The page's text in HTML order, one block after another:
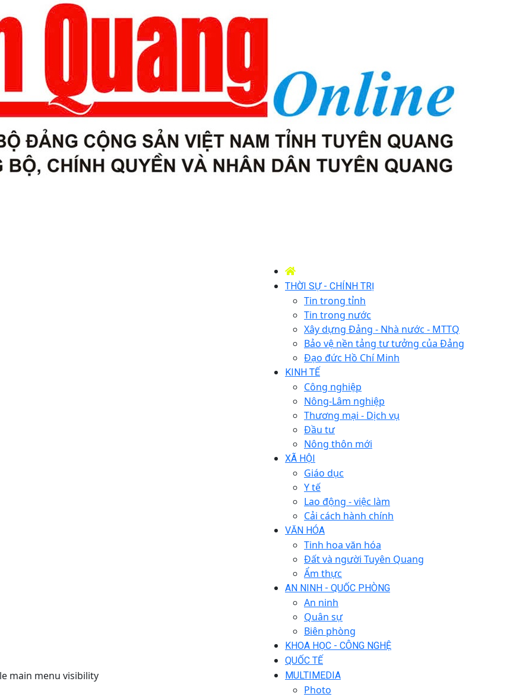
main menu visibility
THỜI SỰ - CHÍNH TRỊ
Tin trong tỉnh
Tin trong nước
Xây dựng Đảng - Nhà nước - MTTQ
Bảo vệ nền tảng tư tưởng của Đảng
Đạo đức Hồ Chí Minh
KINH TẾ
Công nghiệp
Nông-Lâm nghiệp
Thương mại - Dịch vụ
Đầu tư
Nông thôn mới
XÃ HỘI
Giáo dục
Y tế
Lao động - việc làm
Cải cách hành chính
VĂN HÓA
Tinh hoa văn hóa
Đất và người Tuyên Quang
Ẩm thực
AN NINH - QUỐC PHÒNG
An ninh
Quân sự
Biên phòng
KHOA HỌC - CÔNG NGHỆ
QUỐC TẾ
MULTIMEDIA
Photo